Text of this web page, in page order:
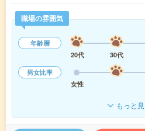
職場の雰囲気
年齢層
20代
30代
男女比率
女性
もっと